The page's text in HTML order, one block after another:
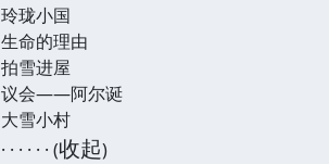
玲珑小国
生命的理由
拍雪进屋
议会――阿尔诞
大雪小村
· · · · · · (收起)